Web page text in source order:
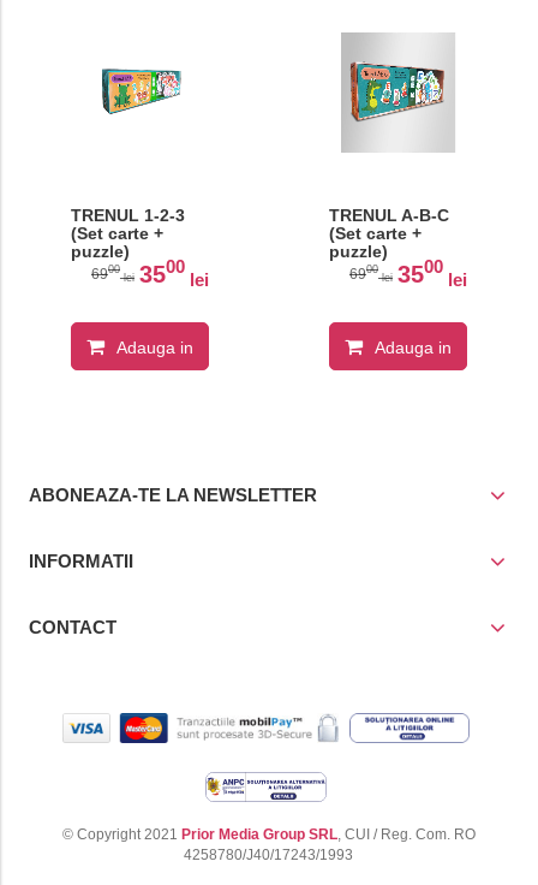
TRENUL 1-2-3
(Set carte +
puzzle)
6900
lei 3500
lei
Adauga in
TRENUL A-B-C
(Set carte +
puzzle)
6900
lei 3500
lei
Adauga in
ABONEAZA-TE LA NEWSLETTER
INFORMATII
CONTACT
© Copyright 2021 Prior Media Group SRL, CUI / Reg. Com. RO
4258780/J40/17243/1993